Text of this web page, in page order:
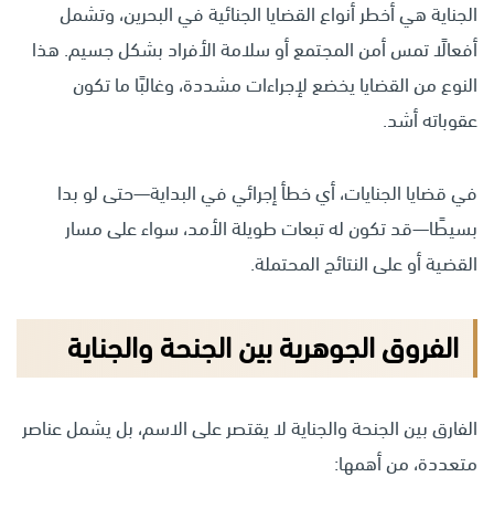
الجناية هي أخطر أنواع القضايا الجنائية في البحرين، وتشمل
أفعالًا تمس أمن المجتمع أو سلامة الأفراد بشكل جسيم. هذا
النوع من القضايا يخضع لإجراءات مشددة، وغالبًا ما تكون
عقوباته أشد.
في قضايا الجنايات، أي خطأ إجرائي في البداية—حتى لو بدا
بسيطًا—قد تكون له تبعات طويلة الأمد، سواء على مسار
القضية أو على النتائج المحتملة.
الفروق الجوهرية بين الجنحة والجناية
الفارق بين الجنحة والجناية لا يقتصر على الاسم، بل يشمل عناصر
متعددة، من أهمها: